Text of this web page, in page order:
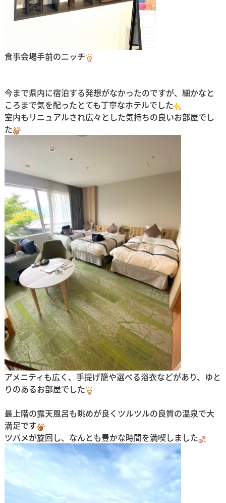
食事会場手前のニッチ
今まで県内に宿泊する発想がなかったのですが、細かなと
ころまで気を配ったとても丁寧なホテルでした
室内もリニュアルされ広々とした気持ちの良いお部屋でし
た
アメニティも広く、手提げ籠や選べる浴衣などがあり、ゆと
りのあるお部屋でした
最上階の露天風呂も眺めが良くツルツルの良質の温泉で大
満足です
ツバメが旋回し、なんとも豊かな時間を満喫しました